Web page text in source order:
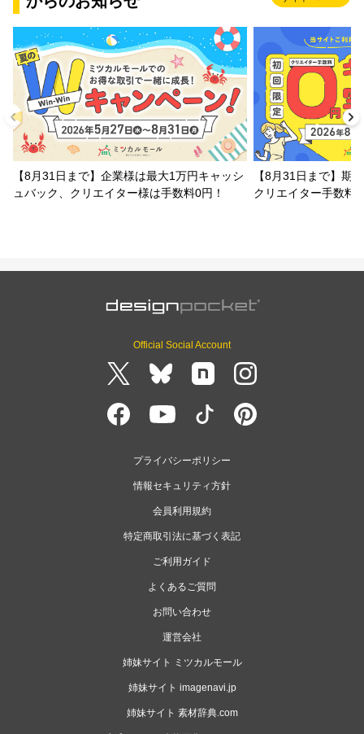
【8月31日まで】企業様は最大1万円キャッシ
ュバック、クリエイター様は手数料0円！
【8月31日まで】期
クリエイター手数料
Official Social Account
プライバシーポリシー
情報セキュリティ方針
会員利用規約
特定商取引法に基づく表記
ご利用ガイド
よくあるご質問
お問い合わせ
運営会社
姉妹サイト ミツカルモール
姉妹サイト imagenavi.jp
姉妹サイト 素材辞典.com